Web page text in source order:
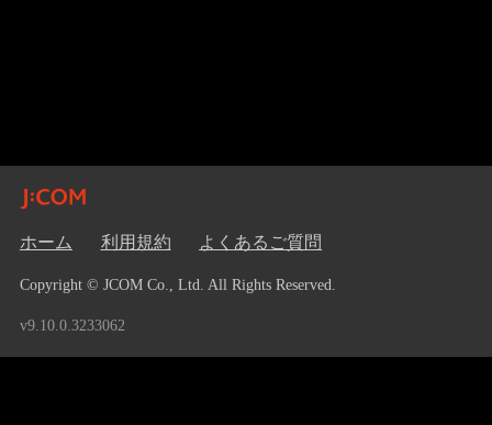
ホーム 利用規約 よくあるご質問
Copyright © JCOM Co., Ltd. All Rights Reserved.
v9.10.0.3233062